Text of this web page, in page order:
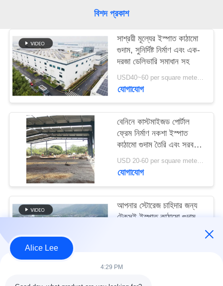
খবর
মামলা
সাইট
গোপনীয়তা
বিশদ প্রকাশ
সাশ্রয়ী মূল্যের ইস্পাত কাঠামো
গুদাম, সুনির্দিষ্ট নির্মাণ এবং এক-
দরজা ডেলিভারি সমাধান সহ
USD40~60 per square meter MOQ:1000 sqm
যোগাযোগ
বেনিনে কাস্টমাইজড পোর্টাল
ফ্রেম নির্মাণ নকশা ইস্পাত
কাঠামো গুদাম তৈরি এবং সরবরাহ
করুন
USD 20-60 per square meter MOQ:1000 বর্গ মিটার
যোগাযোগ
আপনার স্টোরেজ চাহিদার জন্য
টেকসই ইস্পাত কাঠামো গুদাম
Alice Lee
4:29 PM